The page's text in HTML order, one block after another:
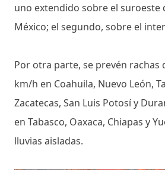
uno extendido sobre el suroeste
México; el segundo, sobre el
Por otra parte, se prevén rachas
km/h en Coahuila, Nuevo León,
Zacatecas, San Luis Potosí y
en Tabasco, Oaxaca, Chiapas y
lluvias aisladas.